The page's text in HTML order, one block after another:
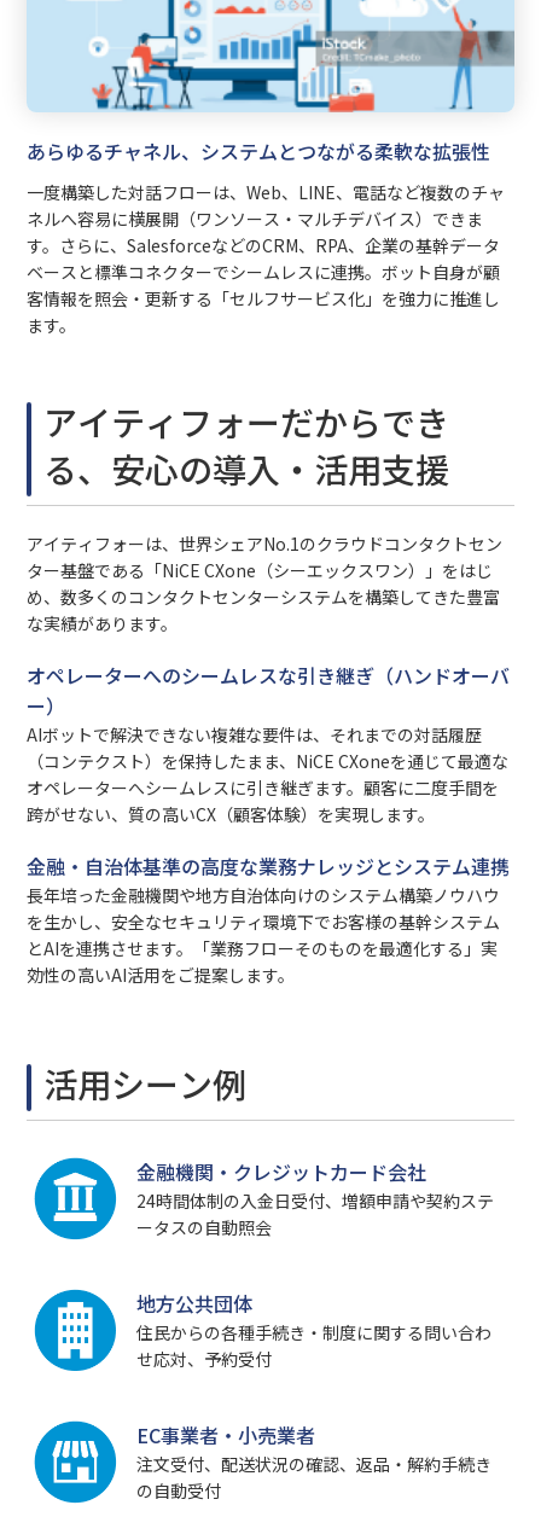
あらゆるチャネル、システムとつながる柔軟な拡張性
一度構築した対話フローは、Web、LINE、電話など複数のチャ
ネルへ容易に横展開（ワンソース・マルチデバイス）できま
す。さらに、SalesforceなどのCRM、RPA、企業の基幹データ
ベースと標準コネクターでシームレスに連携。ボット自身が顧
客情報を照会・更新する「セルフサービス化」を強力に推進し
ます。
アイティフォーだからでき
る、安心の導入・活用支援
アイティフォーは、世界シェアNo.1のクラウドコンタクトセン
ター基盤である「NiCE CXone（シーエックスワン）」をはじ
め、数多くのコンタクトセンターシステムを構築してきた豊富
な実績があります。
オペレーターへのシームレスな引き継ぎ（ハンドオーバ
ー）
AIボットで解決できない複雑な要件は、それまでの対話履歴
（コンテクスト）を保持したまま、NiCE CXoneを通じて最適な
オペレーターへシームレスに引き継ぎます。顧客に二度手間を
跨がせない、質の高いCX（顧客体験）を実現します。
金融・自治体基準の高度な業務ナレッジとシステム連携
長年培った金融機関や地方自治体向けのシステム構築ノウハウ
を生かし、安全なセキュリティ環境下でお客様の基幹システム
とAIを連携させます。「業務フローそのものを最適化する」実
効性の高いAI活用をご提案します。
活用シーン例
金融機関・クレジットカード会社
24時間体制の入金日受付、増額申請や契約ステ
ータスの自動照会
地方公共団体
住民からの各種手続き・制度に関する問い合わ
せ応対、予約受付
EC事業者・小売業者
注文受付、配送状況の確認、返品・解約手続き
の自動受付